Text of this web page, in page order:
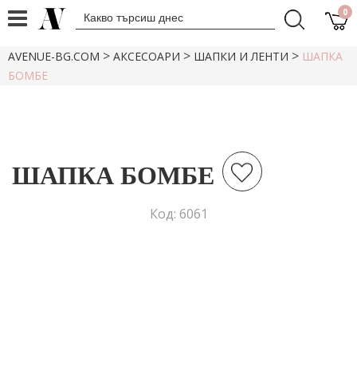
0
AVENUE-BG.COM > АКСЕСОАРИ > ШАПКИ И ЛЕНТИ > ШАПКА
БОМБЕ
ШАПКА БОМБЕ
Код: 6061